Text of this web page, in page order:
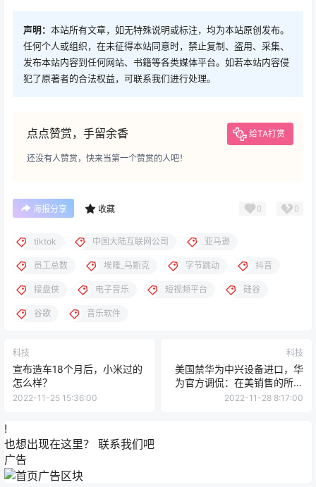
声明： 本站所有文章，如无特殊说明或标注，均为本站原创发布。
任何个人或组织，在未征得本站同意时，禁止复制、盗用、采集、
发布本站内容到任何网站、书籍等各类媒体平台。如若本站内容侵
犯了原著者的合法权益，可联系我们进行处理。
点点赞赏，手留余香 给TA打赏
还没有人赞赏，快来当第一个赞赏的人吧！
海报分享 收藏 0 0
tiktok 中国大陆互联网公司 亚马逊
员工总数 埃隆_马斯克 字节跳动 抖音
接盘侠 电子音乐 短视频平台 硅谷
谷歌 音乐软件
科技
宣布造车18个月后，小米过的
怎么样？
2022-11-25 15:36:00
科技
美国禁华为中兴设备进口，华
为官方调侃：在美销售的所有
手机享100%折扣
2022-11-28 8:17:00
!
也想出现在这里？ 联系我们吧
广告